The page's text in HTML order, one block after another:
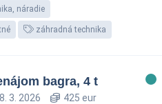
náradie
záhradná technika
bagra, 4 t
3. 2026 425 eur